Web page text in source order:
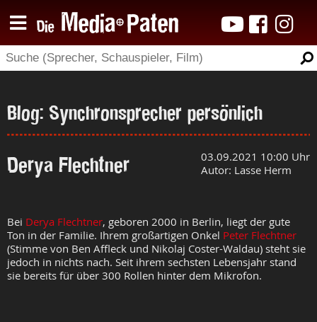
Blog: Synchronsprecher persönlich
Derya Flechtner
03.09.2021 10:00 Uhr
Autor: Lasse Herm
Bei Derya Flechtner, geboren 2000 in Berlin, liegt der gute
Ton in der Familie. Ihrem großartigen Onkel Peter Flechtner
(Stimme von Ben Affleck und Nikolaj Coster-Waldau) steht sie
jedoch in nichts nach. Seit ihrem sechsten Lebensjahr stand
sie bereits für über 300 Rollen hinter dem Mikrofon.